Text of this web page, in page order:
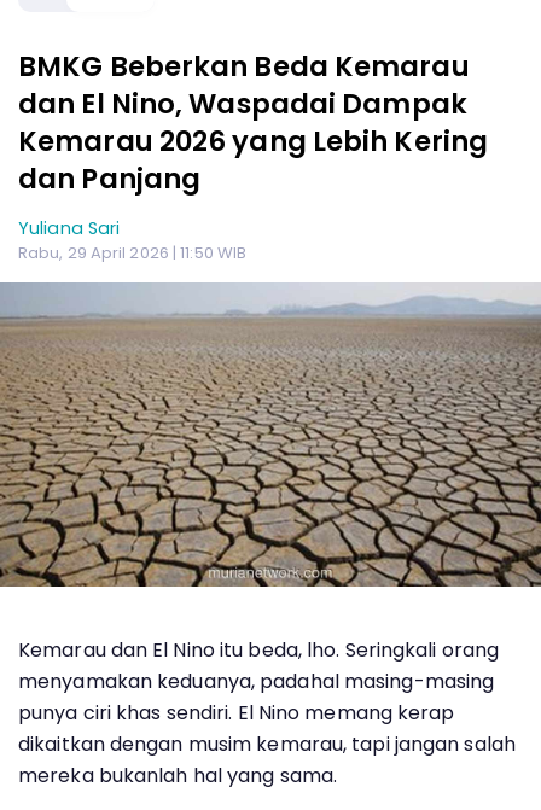
BMKG Beberkan Beda Kemarau
dan El Nino, Waspadai Dampak
Kemarau 2026 yang Lebih Kering
dan Panjang
Yuliana Sari
Rabu, 29 April 2026 | 11:50 WIB
Kemarau dan El Nino itu beda, lho. Seringkali orang
menyamakan keduanya, padahal masing-masing
punya ciri khas sendiri. El Nino memang kerap
dikaitkan dengan musim kemarau, tapi jangan salah
mereka bukanlah hal yang sama.